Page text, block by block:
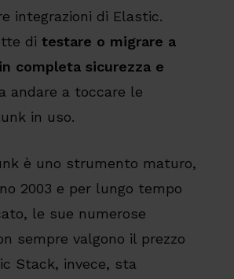
integrazioni di Elastic.
di testare o migrare a
completa sicurezza e
andare a toccare le
in uso.
è uno strumento maturo,
2003 e per lungo tempo
le sue numerose
sempre valgono il prezzo
Stack, invece, sta